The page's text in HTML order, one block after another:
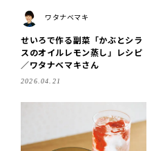
ワタナベマキ
せいろで作る副菜「かぶとシラ
スのオイルレモン蒸し」レシピ
／ワタナベマキさん
2026.04.21